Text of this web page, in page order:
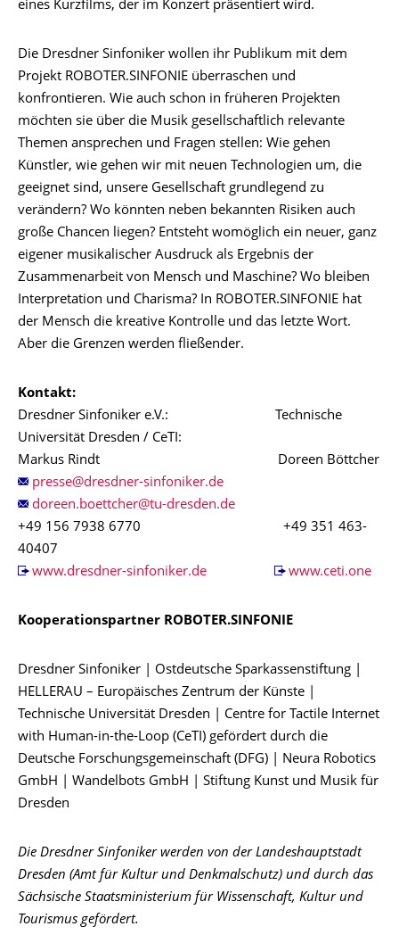
eines Kurzfilms, der im Konzert präsentiert wird.
Die Dresdner Sinfoniker wollen ihr Publikum mit dem
Projekt ROBOTER.SINFONIE überraschen und
konfrontieren. Wie auch schon in früheren Projekten
möchten sie über die Musik gesellschaftlich relevante
Themen ansprechen und Fragen stellen: Wie gehen
Künstler, wie gehen wir mit neuen Technologien um, die
geeignet sind, unsere Gesellschaft grundlegend zu
verändern? Wo könnten neben bekannten Risiken auch
große Chancen liegen? Entsteht womöglich ein neuer, ganz
eigener musikalischer Ausdruck als Ergebnis der
Zusammenarbeit von Mensch und Maschine? Wo bleiben
Interpretation und Charisma? In ROBOTER.SINFONIE hat
der Mensch die kreative Kontrolle und das letzte Wort.
Aber die Grenzen werden fließender.
Kontakt:
Dresdner Sinfoniker e.V.: Technische
Universität Dresden / CeTI:
Markus Rindt Doreen Böttcher
+49 156 7938 6770 +49 351 463-
40407
www.dresdner-sinfoniker.de
www.ceti.one
Kooperationspartner ROBOTER.SINFONIE
Dresdner Sinfoniker | Ostdeutsche Sparkassenstiftung |
HELLERAU – Europäisches Zentrum der Künste |
Technische Universität Dresden | Centre for Tactile Internet
with Human-in-the-Loop (CeTI) gefördert durch die
Deutsche Forschungsgemeinschaft (DFG) | Neura Robotics
GmbH | Wandelbots GmbH | Stiftung Kunst und Musik für
Dresden
Die Dresdner Sinfoniker werden von der Landeshauptstadt
Dresden (Amt für Kultur und Denkmalschutz) und durch das
Sächsische Staatsministerium für Wissenschaft, Kultur und
Tourismus gefördert.